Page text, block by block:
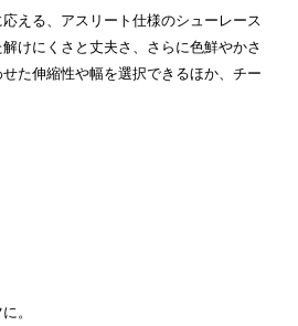
える、アスリート仕様のシューレース
けにくさと丈夫さ、さらに色鮮やかさ
た伸縮性や幅を選択できるほか、チー
。